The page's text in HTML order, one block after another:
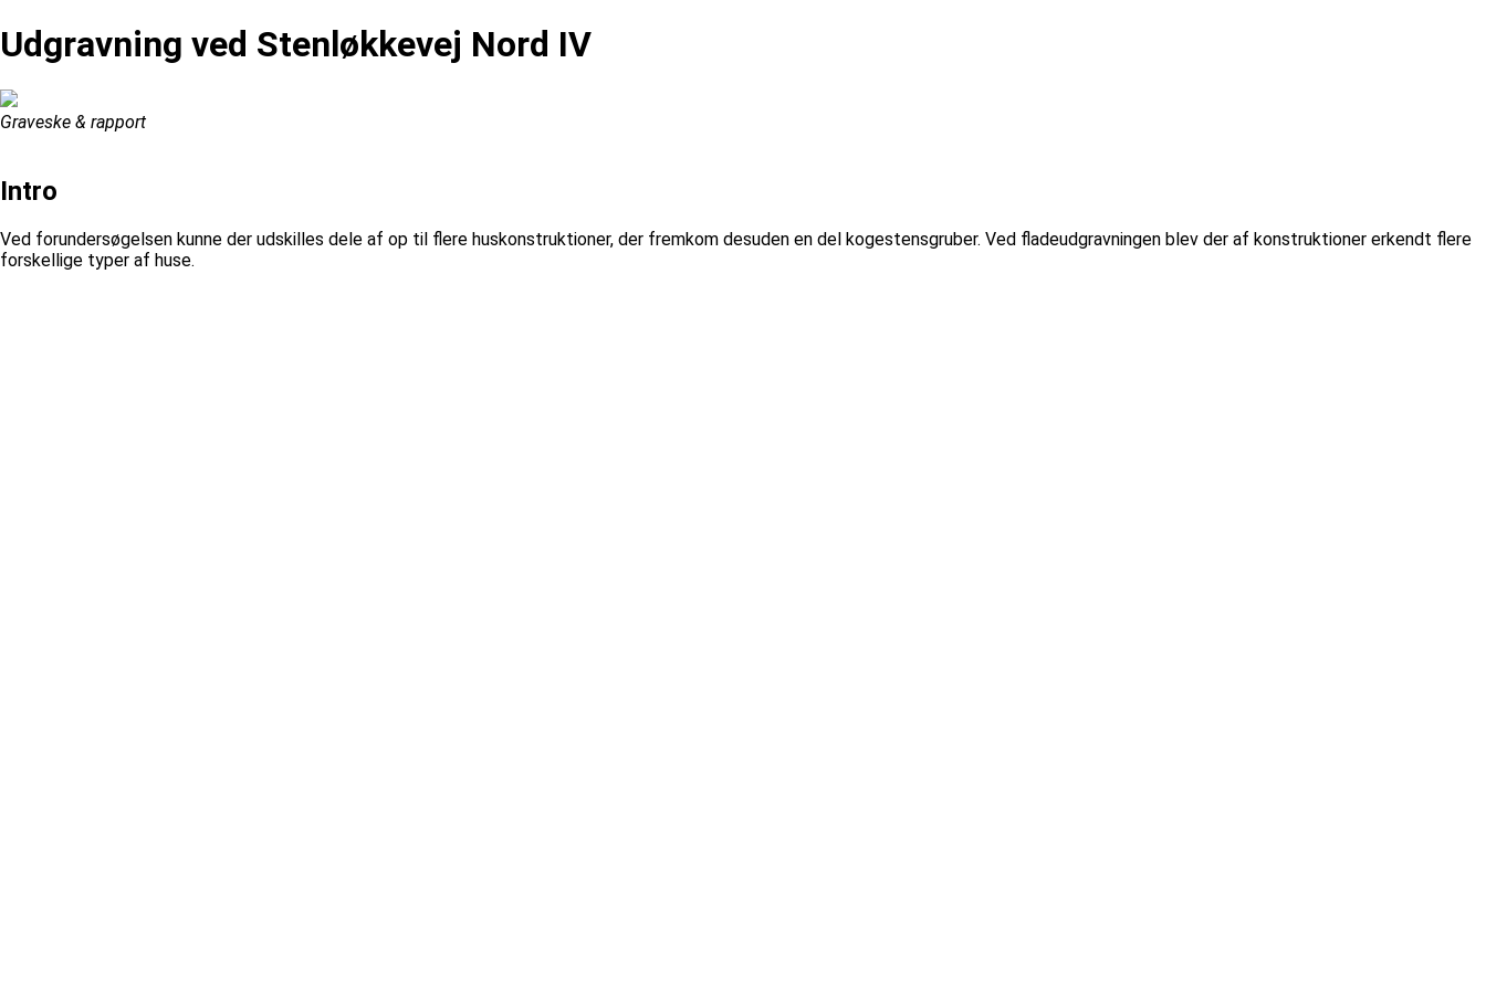
Udgravning ved Stenløkkevej Nord IV
Graveske & rapport
Intro
Ved forundersøgelsen kunne der udskilles dele af op til flere huskonstruktioner, der fremkom desuden en del kogestensgruber. Ved fladeudgravningen blev der af konstruktioner erkendt flere
forskellige typer af huse.